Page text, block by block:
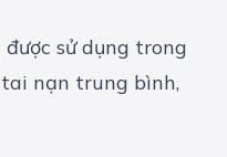
sử dụng trong
nạn trung bình,